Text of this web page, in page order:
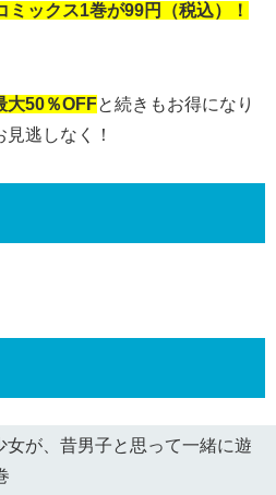
ミックス1巻が99円（税込）！
大50％OFFと続きもお得になり
逃しなく！
女が、昔男子と思って一緒に遊